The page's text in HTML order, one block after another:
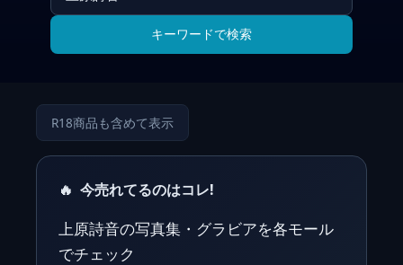
キーワードで検索
R18商品も含めて表示
🔥 今売れてるのはコレ!
上原詩音の写真集・グラビアを各モール
でチェック